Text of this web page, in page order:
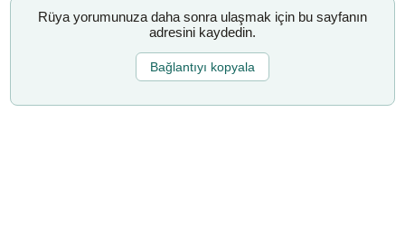
Rüya yorumunuza daha sonra ulaşmak için bu sayfanın
adresini kaydedin.
Bağlantıyı kopyala